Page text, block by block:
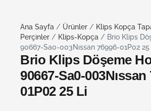
Ana Sayfa / Ürünler / Klips Kopça
Perçinler / Klips-Kopça / Brio Klips
90667-Sa0-003Nıssan 76996-01P02 25
Brio Klips Döşeme
90667-Sa0-003Nıssan
01P02 25 Li